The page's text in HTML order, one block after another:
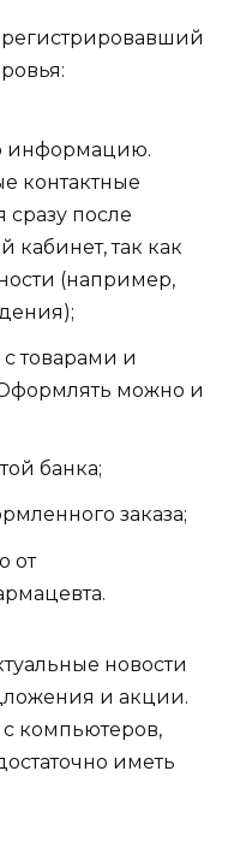
информацию.
контактные
после
кабинет, так как
(например,
с товарами и
можно и
банка;
заказа;
от
новости
и акции.
компьютеров,
иметь